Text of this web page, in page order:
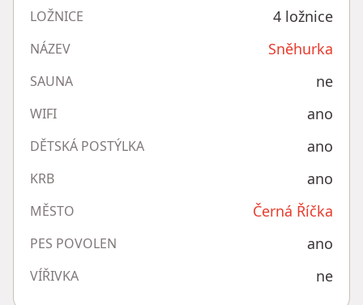
LOŽNICE 4 ložnice
NÁZEV Sněhurka
SAUNA ne
WIFI ano
DĚTSKÁ POSTÝLKA ano
KRB ano
MĚSTO Černá Říčka
PES POVOLEN ano
VÍŘIVKA ne